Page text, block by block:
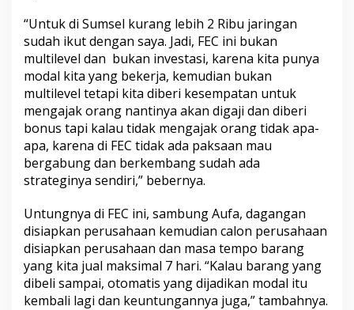
“Untuk di Sumsel kurang lebih 2 Ribu jaringan
sudah ikut dengan saya. Jadi, FEC ini bukan
multilevel dan bukan investasi, karena kita punya
modal kita yang bekerja, kemudian bukan
multilevel tetapi kita diberi kesempatan untuk
mengajak orang nantinya akan digaji dan diberi
bonus tapi kalau tidak mengajak orang tidak apa-
apa, karena di FEC tidak ada paksaan mau
bergabung dan berkembang sudah ada
strateginya sendiri,” bebernya.
Untungnya di FEC ini, sambung Aufa, dagangan
disiapkan perusahaan kemudian calon perusahaan
disiapkan perusahaan dan masa tempo barang
yang kita jual maksimal 7 hari. “Kalau barang yang
dibeli sampai, otomatis yang dijadikan modal itu
kembali lagi dan keuntungannya juga,” tambahnya.